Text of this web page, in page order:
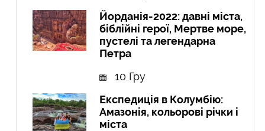
Йорданія-2022: давні міста,
біблійні герої, Мертве море,
пустелі та легендарна
Петра
10 Гру
Експедиція в Колумбію:
Амазонія, кольорові річки і
міста